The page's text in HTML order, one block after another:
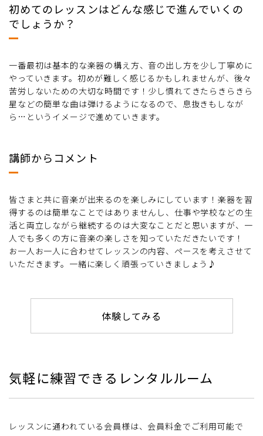
初めてのレッスンはどんな感じで進んでいくの
でしょうか？
一番最初は基本的な楽器の構え方、音の出し方を少し丁寧めに
やっていきます。初めが難しく感じるかもしれませんが、後々
苦労しないための大切な時間です！少し慣れてきたらきらきら
星などの簡単な曲は弾けるようになるので、息抜きもしなが
ら…というイメージで進めていきます。
講師からコメント
皆さまと共に音楽が出来るのを楽しみにしています！楽器を習
得するのは簡単なことではありませんし、仕事や学校などの生
活と両立しながら継続するのは大変なことだと思いますが、一
人でも多くの方に音楽の楽しさを知っていただきたいです！
お一人お一人に合わせてレッスンの内容、ペースを考えさせて
いただきます。一緒に楽しく頑張っていきましょう♪
体験してみる
気軽に練習できるレンタルルーム
レッスンに通われている会員様は、会員料金でご利用可能で